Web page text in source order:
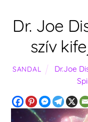
Dr. Joe
szív
SANDAL Dr.Joe